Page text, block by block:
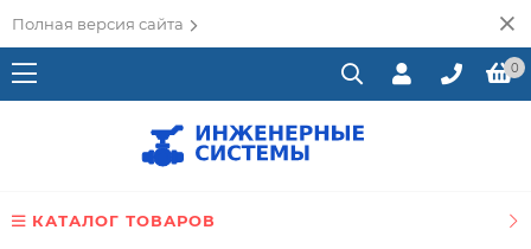
Полная версия сайта
0
КАТАЛОГ ТОВАРОВ